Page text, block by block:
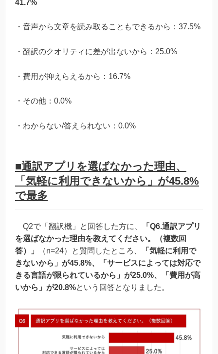
41.7%
・音声から文章を読み取ることもできるから：37.5%
・翻訳のクオリティに差が出ないから：25.0%
・費用が抑えらえるから：16.7%
・その他：0.0%
・わからない/答えられない：0.0%
■通訳アプリを選ばなかった理由、
「気軽に利用できないから」が45.8%
で最多
Q2で「翻訳機」と回答した方に、
「Q6.通訳アプリ
を選ばなかった理由を教えてください。（複数回
答）」
（n=24）と質問したところ、
「気軽に利用で
きないから」が45.8%、「サービスによっては対応で
きる言語が限られているから」が25.0%、「費用が高
いから」が20.8%という回答となりました。